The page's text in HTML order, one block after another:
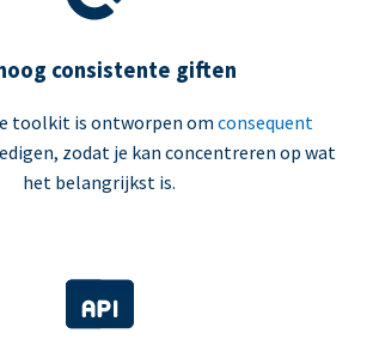
consistente giften
toolkit is ontworpen om consequent
zodat je kan concentreren op wat
het belangrijkst is.